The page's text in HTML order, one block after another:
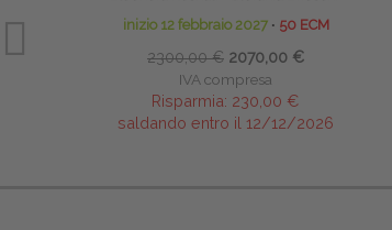
inizio 12 febbraio 2027 ∙ 50 ECM
2300,00 € 2070,00 €
IVA compresa
Risparmia: 230,00 €
saldando entro il 12/12/2026